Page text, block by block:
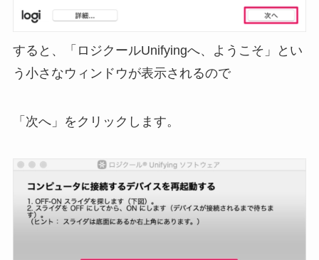
すると、「ロジクールUnifyingへ、ようこそ」とい
う小さなウィンドウが表示されるので
「次へ」をクリックします。